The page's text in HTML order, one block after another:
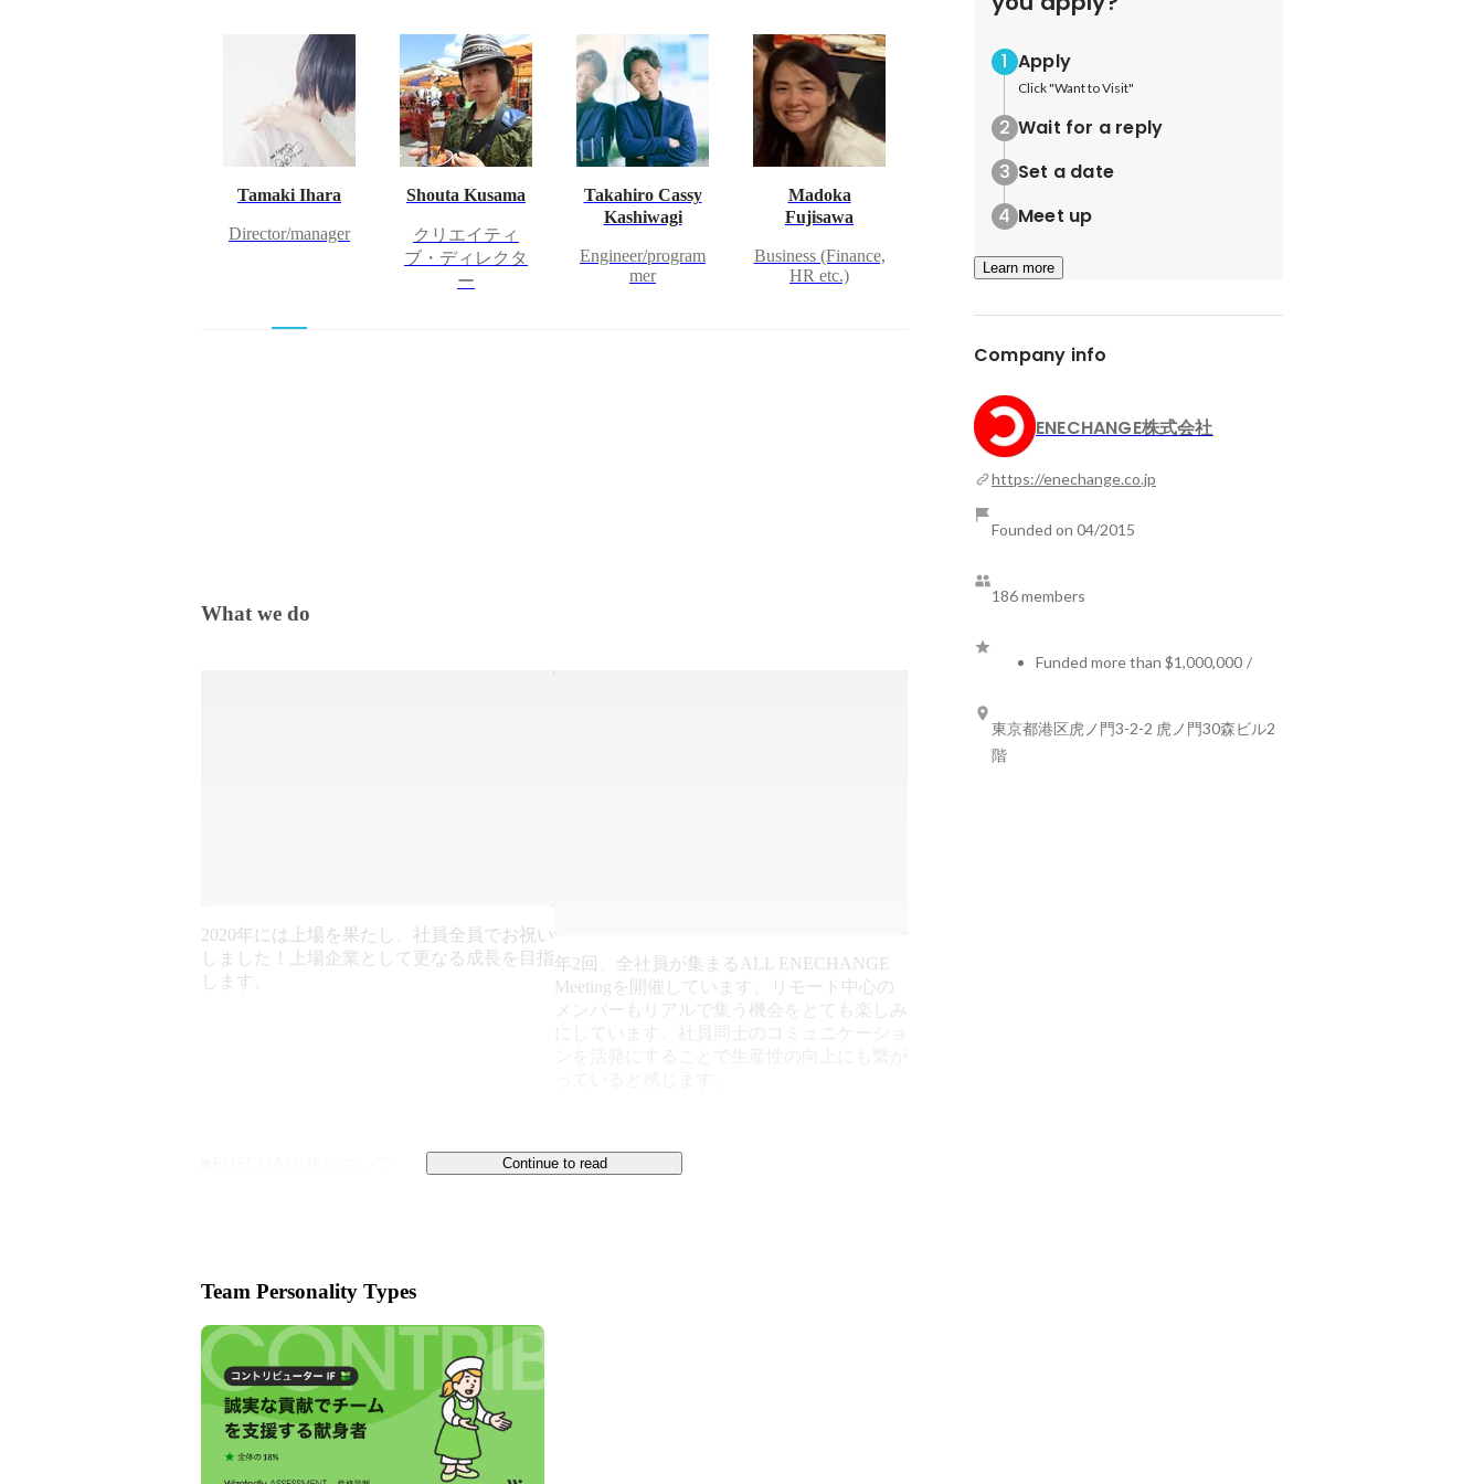
Tamaki Ihara
Director/manager
Shouta Kusama
クリエイティ
ブ・ディレクタ
ー
Takahiro Cassy
Kashiwagi
Engineer/program
mer
Madoka
Fujisawa
Business (Finance,
HR etc.)
What we do
2020年には上場を果たし、社員全員でお祝い
しました！上場企業として更なる成長を目指
します。
年2回、全社員が集まるALL ENECHANGE
Meetingを開催しています。リモート中心の
メンバーもリアルで集う機会をとても楽しみ
を推進する、日本を代表するエネルギーテックカンパニーです。
ENECHANGEのはじまりは、英ケンブリッジの研究機関にあります。
その名も、ケンブリッジ・エナジーデータ・ラボ。
東日本大震災を契機として、未来のエネルギーのあり方を考えるために設立された研究所
です。
最先端の研究に携わるデータ・AI・統計の専門家たちが世界中から集い、「エネルギーデ
Continue to read
Team Personality Types
Apply
Click "Want to Visit"
Wait for a reply
Set a date
Meet up
Learn more
Company info
ENECHANGE株式会社
https://enechange.co.jp
Founded on 04/2015
186 members
Funded more than $1,000,000 /
東京都港区虎ノ門3-2-2 虎ノ門30森ビル2
階